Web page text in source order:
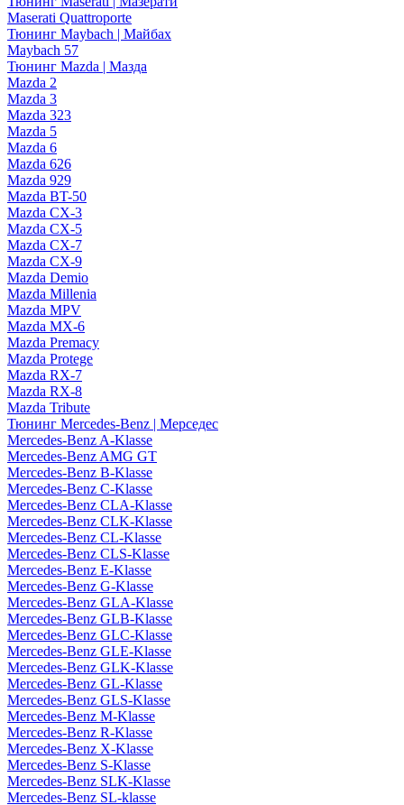
Maserati Quattroporte
Тюнинг Maybach | Майбах
Maybach 57
Тюнинг Mazda | Мазда
Mazda 2
Mazda 3
Mazda 323
Mazda 5
Mazda 6
Mazda 626
Mazda 929
Mazda BT-50
Mazda CX-3
Mazda CX-5
Mazda CX-7
Mazda CX-9
Mazda Demio
Mazda Millenia
Mazda MPV
Mazda MX-6
Mazda Premacy
Mazda Protege
Mazda RX-7
Mazda RX-8
Mazda Tribute
Тюнинг Mercedes-Benz | Мерседес
Mercedes-Benz A-Klasse
Mercedes-Benz AMG GT
Mercedes-Benz B-Klasse
Mercedes-Benz C-Klasse
Mercedes-Benz CLA-Klasse
Mercedes-Benz CLK-Klasse
Mercedes-Benz CL-Klasse
Mercedes-Benz CLS-Klasse
Mercedes-Benz E-Klasse
Mercedes-Benz G-Klasse
Mercedes-Benz GLA-Klasse
Mercedes-Benz GLB-Klasse
Mercedes-Benz GLC-Klasse
Mercedes-Benz GLE-Klasse
Mercedes-Benz GLK-Klasse
Mercedes-Benz GL-Klasse
Mercedes-Benz GLS-Klasse
Mercedes-Benz M-Klasse
Mercedes-Benz R-Klasse
Mercedes-Benz X-Klasse
Mercedes-Benz S-Klasse
Mercedes-Benz SLK-Klasse
Mercedes-Benz SL-klasse